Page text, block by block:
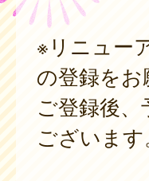
※リニュー
の登録をお
ご登録後
ございます